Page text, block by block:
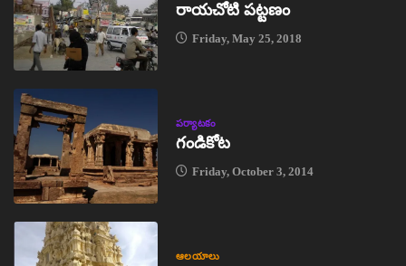
రాయచోటి పట్టణం
Friday, May 25, 2018
పర్యాటకం
గండికోట
Friday, October 3, 2014
ఆలయాలు